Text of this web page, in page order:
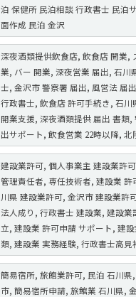
泊 保健所 民泊相談 行政書士 民泊
面作成 民泊 金沢
深夜酒類提供飲食店, 飲食店 開業,
業, バー 開業, 深夜営業 届出, 石川
士, 金沢市 警察署 届出, 風営法 届
行政書士, 飲食店 許可手続き, 石川
開業支援, 深夜酒類提供 届出 書類,
出サポート, 飲食営業 22時以降, 北
建設業許可, 個人事業主 建設業許
管理責任者, 専任技術者, 建設業 許
川県 建設業許可, 金沢市 建設業許
法人成り, 行政書士 建設業, 建設業
立, 建設業 許可申請 サポート, 建
類, 建設業 実務経験, 行政書士高見
簡易宿所, 旅館業許可, 民泊 石川県
市, 簡易宿所申請, 旅館業 石川県,